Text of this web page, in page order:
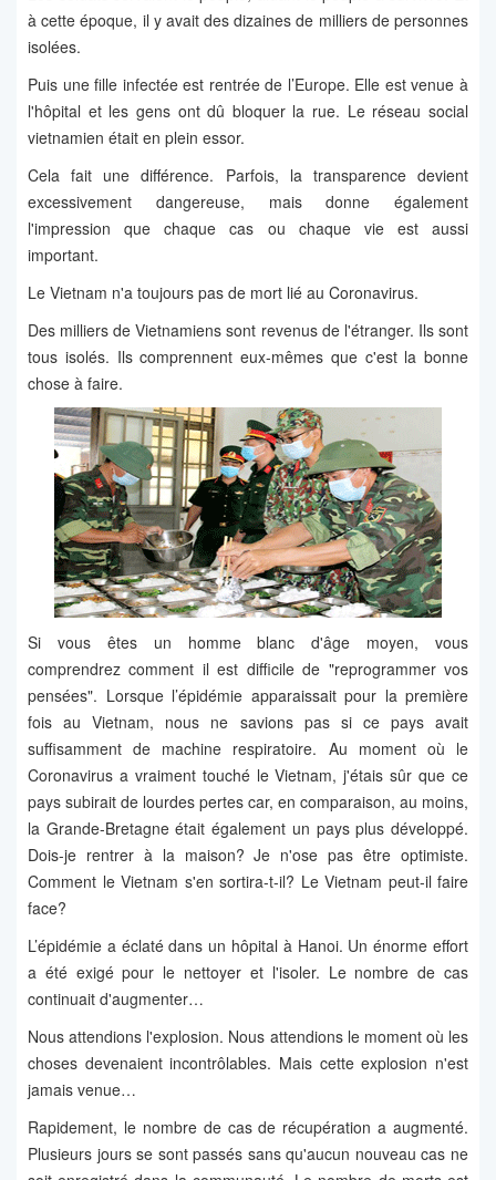
à cette époque, il y avait des dizaines de milliers de personnes
isolées.
Puis une fille infectée est rentrée de l’Europe. Elle est venue à
l'hôpital et les gens ont dû bloquer la rue. Le réseau social
vietnamien était en plein essor.
Cela fait une différence. Parfois, la transparence devient
excessivement dangereuse, mais donne également
l'impression que chaque cas ou chaque vie est aussi
important.
Le Vietnam n'a toujours pas de mort lié au Coronavirus.
Des milliers de Vietnamiens sont revenus de l'étranger. Ils sont
tous isolés. Ils comprennent eux-mêmes que c'est la bonne
chose à faire.
Si vous êtes un homme blanc d'âge moyen, vous
comprendrez comment il est difficile de "reprogrammer vos
pensées". Lorsque l’épidémie apparaissait pour la première
fois au Vietnam, nous ne savions pas si ce pays avait
suffisamment de machine respiratoire. Au moment où le
Coronavirus a vraiment touché le Vietnam, j'étais sûr que ce
pays subirait de lourdes pertes car, en comparaison, au moins,
la Grande-Bretagne était également un pays plus développé.
Dois-je rentrer à la maison? Je n'ose pas être optimiste.
Comment le Vietnam s'en sortira-t-il? Le Vietnam peut-il faire
face?
L’épidémie a éclaté dans un hôpital à Hanoi. Un énorme effort
a été exigé pour le nettoyer et l'isoler. Le nombre de cas
continuait d'augmenter…
Nous attendions l'explosion. Nous attendions le moment où les
choses devenaient incontrôlables. Mais cette explosion n'est
jamais venue…
Rapidement, le nombre de cas de récupération a augmenté.
Plusieurs jours se sont passés sans qu'aucun nouveau cas ne